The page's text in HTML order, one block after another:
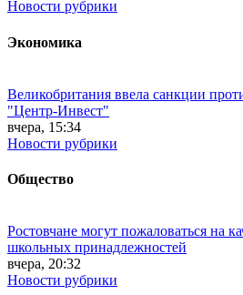
Новости рубрики
Экономика
Великобритания ввела санкции
"Центр-Инвест"
вчера, 15:34
Новости рубрики
Общество
Ростовчане могут пожаловаться на
школьных принадлежностей
вчера, 20:32
Новости рубрики